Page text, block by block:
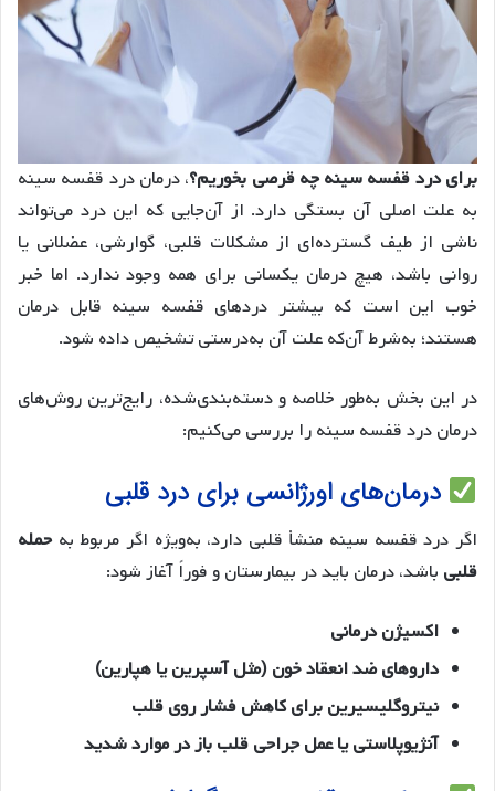
برای درد قفسه سينه چه قرصی بخوریم؟، درمان درد قفسه سینه
به علت اصلی آن بستگی دارد. از آن‌جایی که این درد می‌تواند
ناشی از طیف گسترده‌ای از مشکلات قلبی، گوارشی، عضلانی یا
روانی باشد، هیچ درمان یکسانی برای همه وجود ندارد. اما خبر
خوب این است که بیشتر دردهای قفسه سینه قابل درمان
هستند؛ به‌شرط آن‌که علت آن به‌درستی تشخیص داده شود.
در این بخش به‌طور خلاصه و دسته‌بندی‌شده، رایج‌ترین روش‌های
درمان درد قفسه سینه را بررسی می‌کنیم:
درمان‌های اورژانسی برای درد قلبی
اگر درد قفسه سینه منشأ قلبی دارد، به‌ویژه اگر مربوط بهحمله
قلبی باشد، درمان باید در بیمارستان و فوراً آغاز شود:
اکسیژن درمانی
داروهای ضد انعقاد خون (مثل آسپرین یا هپارین)
نیتروگلیسیرین برای کاهش فشار روی قلب
آنژیوپلاستی یا عمل جراحی قلب باز در موارد شدید